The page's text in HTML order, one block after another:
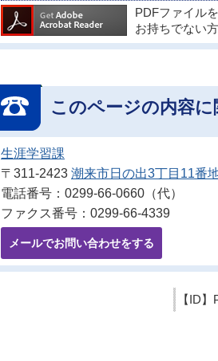
PDFファイル
お持ちでない
このページの内容
生涯学習課
〒311-2423 潮来市日の出3丁目11番
電話番号：0299-66-0660（代）
ファクス番号：0299-66-4339
メールでお問い合わせをする
【ID】